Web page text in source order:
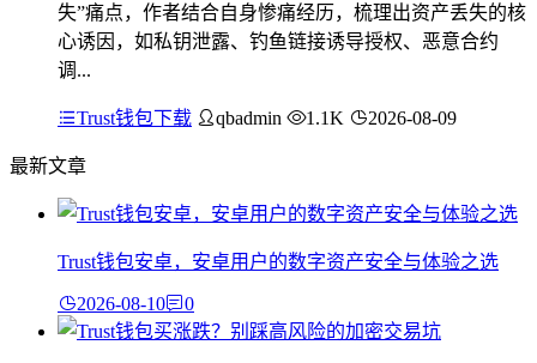
失”痛点，作者结合自身惨痛经历，梳理出资产丢失的核
心诱因，如私钥泄露、钓鱼链接诱导授权、恶意合约
调...
Trust钱包下载 qbadmin 1.1K 2026-08-09
最新文章
Trust钱包安卓，安卓用户的数字资产安全与体验之选
2026-08-10 0